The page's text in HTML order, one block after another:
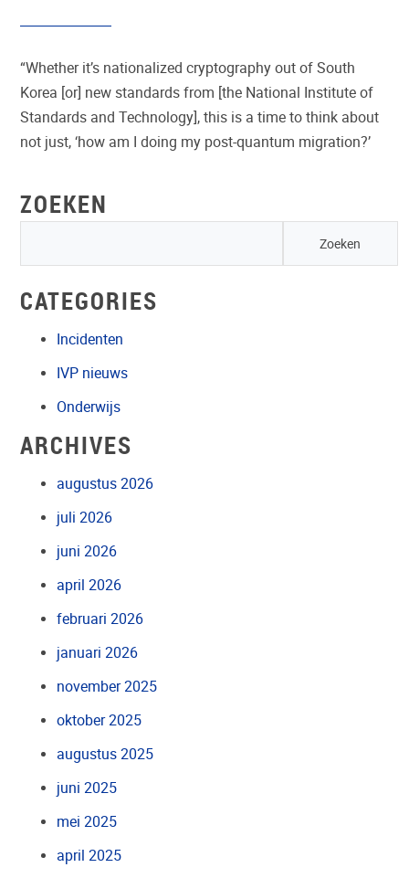
“Whether it’s nationalized cryptography out of South
Korea [or] new standards from [the National Institute of
Standards and Technology], this is a time to think about
not just, ‘how am I doing my post-quantum migration?’
ZOEKEN
CATEGORIES
Incidenten
IVP nieuws
Onderwijs
ARCHIVES
augustus 2026
juli 2026
juni 2026
april 2026
februari 2026
januari 2026
november 2025
oktober 2025
augustus 2025
juni 2025
mei 2025
april 2025